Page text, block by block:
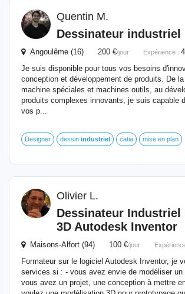
Quentin M.
Dessinateur industriel
Angoulême (16) 200 €/jour Expérience :
Je suis disponible pour tous vos besoins
conception et développement de produits. De
machine spéciales et machines outils, au
produits complexes innovants, je suis capable
vos p...
Designer dessin industriel catia mise en plan
Olivier L.
Dessinateur Industriel
3D Autodesk Inventor
Maisons-Alfort (94) 100 €/jour
Formateur sur le logiciel Autodesk Inventor, je
services si : - vous avez envie de modéliser un
vous avez un projet, une conception à mettre